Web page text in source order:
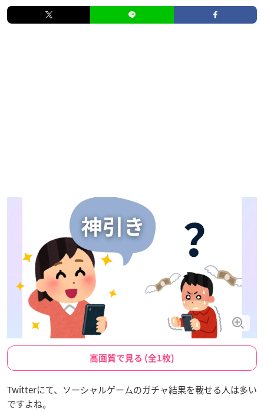
高画質で見る (全1枚)
Twitterにて、ソーシャルゲームのガチャ結果を載せる人は多い
ですよね。